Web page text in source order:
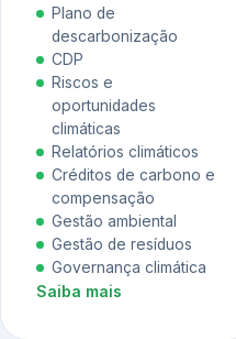
Plano de
descarbonização
CDP
Riscos e
oportunidades
climáticas
Relatórios climáticos
Créditos de carbono e
compensação
Gestão ambiental
Gestão de resíduos
Governança climática
Saiba mais